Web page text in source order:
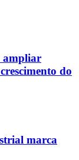
ampliar
do
marca